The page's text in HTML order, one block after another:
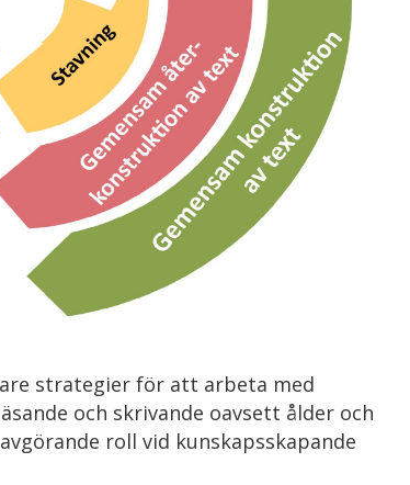
strategier för att arbeta med
och skrivande oavsett ålder och
roll vid kunskapsskapande